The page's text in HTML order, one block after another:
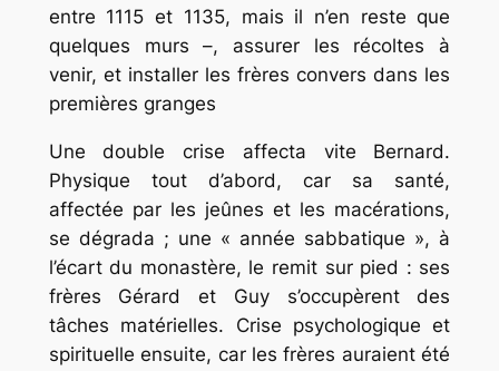
entre 1115 et 1135, mais il n’en reste que
quelques murs –, assurer les récoltes à
venir, et installer les frères convers dans les
premières granges
Une double crise affecta vite Bernard.
Physique tout d’abord, car sa santé,
affectée par les jeûnes et les macérations,
se dégrada ; une « année sabbatique », à
l’écart du monastère, le remit sur pied : ses
frères Gérard et Guy s’occupèrent des
tâches matérielles. Crise psychologique et
spirituelle ensuite, car les frères auraient été